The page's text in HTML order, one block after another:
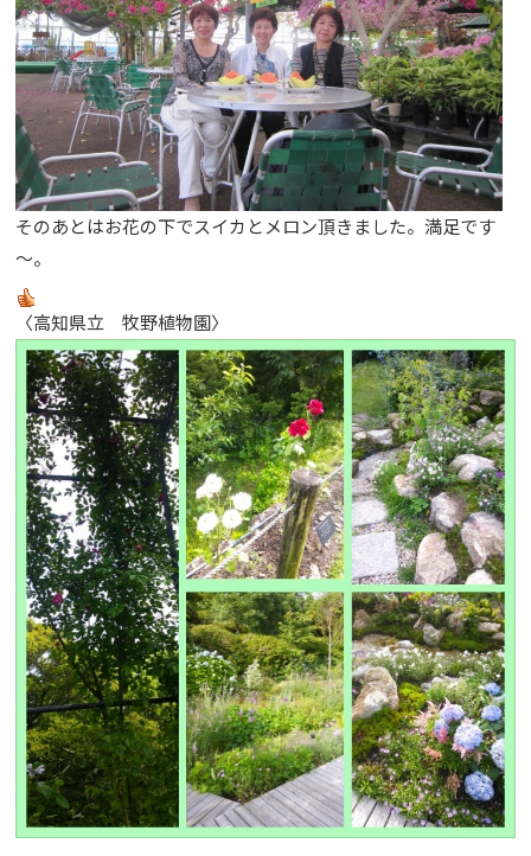
そのあとはお花の下でスイカとメロン頂きました。満足です
～。
〈高知県立 牧野植物園〉